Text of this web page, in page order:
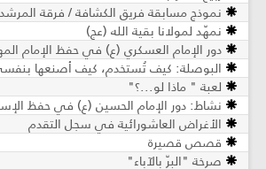
نموذج مسابقة فريق الكشافة / فرقة
نمهّد لمولانا بقية الله (عج)
دور الإمام العسكري (ع) في حفظ الإمام
البوصلة: كيف تُستخدم، كيف أصنعها
لعبة " ماذا لو...؟"
نشاط: دور الإمام الحسين (ع) في حفظ
الأغراض العاشورائية في سجل التقدم
قصص قصيرة
صرخة "البرّ بالآباء"